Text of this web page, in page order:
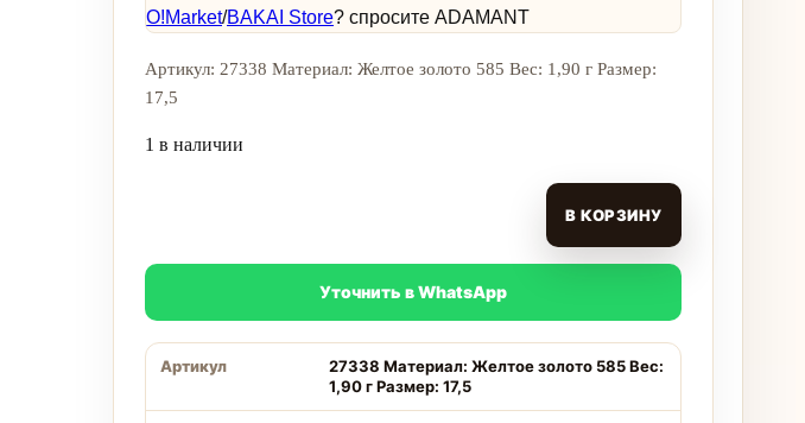
O!Market/BAKAI Store? спросите ADAMANT
Артикул: 27338 Материал: Желтое золото 585 Вес: 1,90 г Размер:
17,5
1 в наличии
В КОРЗИНУ
Уточнить в WhatsApp
Артикул
27338 Материал: Желтое золото 585 Вес:
1,90 г Размер: 17,5